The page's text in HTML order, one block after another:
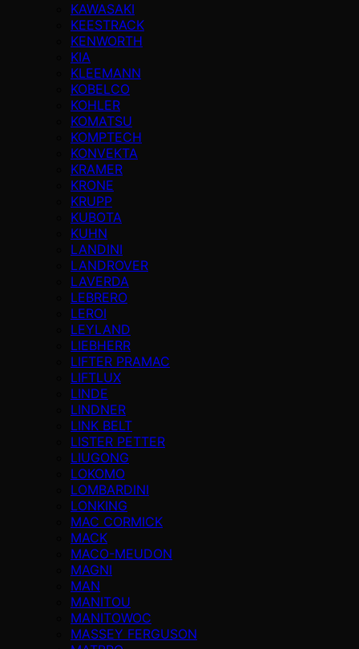
KAWASAKI
KEESTRACK
KENWORTH
KIA
KLEEMANN
KOBELCO
KOHLER
KOMATSU
KOMPTECH
KONVEKTA
KRAMER
KRONE
KRUPP
KUBOTA
KUHN
LANDINI
LANDROVER
LAVERDA
LEBRERO
LEROI
LEYLAND
LIEBHERR
LIFTER PRAMAC
LIFTLUX
LINDE
LINDNER
LINK BELT
LISTER PETTER
LIUGONG
LOKOMO
LOMBARDINI
LONKING
MAC CORMICK
MACK
MACO-MEUDON
MAGNI
MAN
MANITOU
MANITOWOC
MASSEY FERGUSON